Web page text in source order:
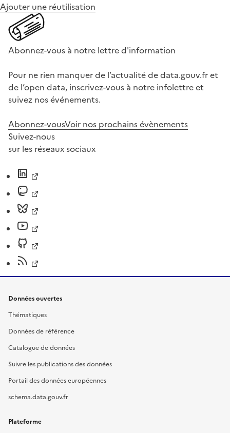
Ajouter une réutilisation
Abonnez-vous à notre lettre d'information
Pour ne rien manquer de l’actualité de data.gouv.fr et
de l’open data, inscrivez-vous à notre infolettre et
suivez nos événements.
Abonnez-vousVoir nos prochains évènements
Suivez-nous
sur les réseaux sociaux
Données ouvertes
Thématiques
Données de référence
Catalogue de données
Suivre les publications des données
Portail des données européennes
schema.data.gouv.fr
Plateforme